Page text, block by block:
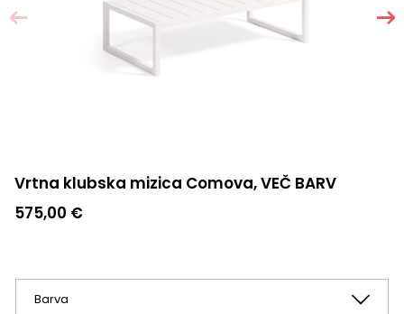
Vrtna klubska mizica Comova, VEČ BARV
575,00 €